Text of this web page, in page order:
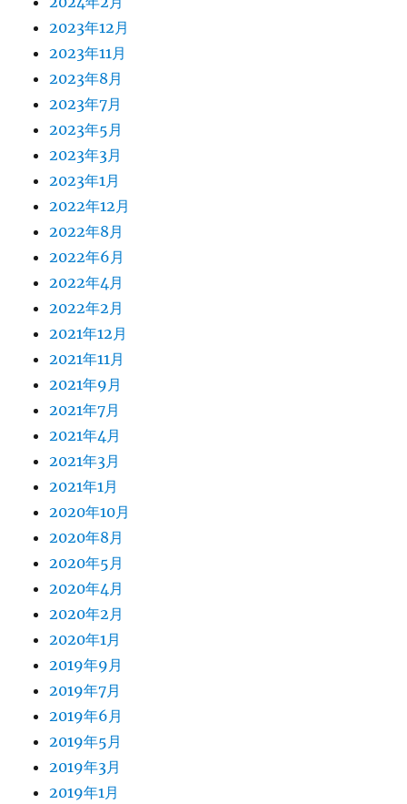
2023年12月
2023年11月
2023年8月
2023年7月
2023年5月
2023年3月
2023年1月
2022年12月
2022年8月
2022年6月
2022年4月
2022年2月
2021年12月
2021年11月
2021年9月
2021年7月
2021年4月
2021年3月
2021年1月
2020年10月
2020年8月
2020年5月
2020年4月
2020年2月
2020年1月
2019年9月
2019年7月
2019年6月
2019年5月
2019年3月
2019年1月